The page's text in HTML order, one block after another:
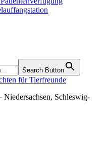
Search Button
für Tierfreunde
Schleswig-